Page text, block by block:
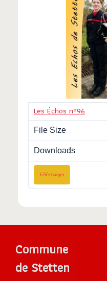
Les Échos n°96
File Size
Downloads
Télécharger
Commune
de Stetten